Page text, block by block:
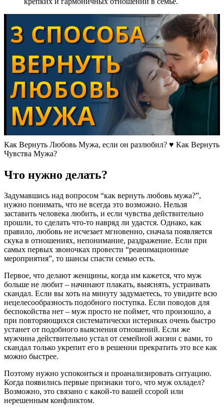
Как Вернуть Любовь Мужа, если он разлюбил? ♥ Как Вернуть
Чувства Мужа?
Что нужно делать?
Задумавшись над вопросом “как вернуть любовь мужа?”,
нужно понимать, что не всегда это возможно. Нельзя
заставить человека любить, и если чувства действительно
прошли, то сделать что-то навряд ли удастся. Однако, как
правило, любовь не исчезает мгновенно, сначала появляется
скука в отношениях, непонимание, раздражение. Если при
самых первых звоночках провести “реанимационные
мероприятия”, то шансы спасти семью есть.
Первое, что делают женщины, когда им кажется, что муж
больше не любит – начинают плакать, выяснять, устраивать
скандал. Если вы хоть на минуту задумаетесь, то увидите всю
нецелесообразность подобного поступка. Если поводов для
беспокойства нет – муж просто не поймет, что произошло, а
при повторяющихся систематически истериках очень быстро
устанет от подобного выяснения отношений. Если же
мужчина действительно устал от семейной жизни с вами, то
скандал только укрепит его в решении прекратить это все как
можно быстрее.
Поэтому нужно успокоиться и проанализировать ситуацию.
Когда появились первые признаки того, что муж охладел?
Возможно, это связано с какой-то вашей ссорой или
нерешенным конфликтом.